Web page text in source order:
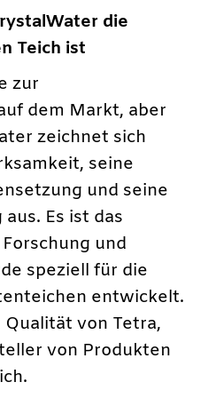
die
Teich ist
zur
dem Markt, aber
zeichnet sich
seine
und seine
Es ist das
und
speziell für die
entwickelt.
von Tetra,
von Produkten